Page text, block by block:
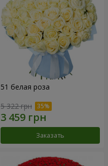
51 белая роза
5 322 грн
Заказать